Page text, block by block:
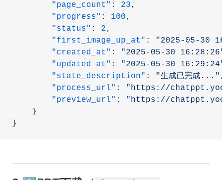
        "page_count"
: 23,
        "progress"
: 100,
        "status"
: 2,
        "first_image_up_at"
:
"2025-05-30
        "created_at"
:
"2025-05-30
        "updated_at"
:
"2025-05-30
        "state_description"
: "生成已完成..."
        "process_url"
:
"https://chatppt.yoo-
        "preview_url"
:
"https://chatppt.yoo-
    }
}